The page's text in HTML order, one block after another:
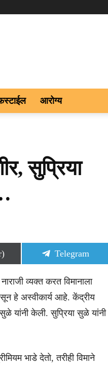
आरोग्य
सुप्रिया
Share
on
Telegram
व्यक्त करत विमानाला
हे अस्वीकार्य आहे. केंद्रीय
सुळे यांनी केली. सुप्रिया सुळे यांनी
भाडे देतो, तरीही विमाने